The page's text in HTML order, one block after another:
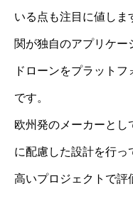
いる点も注目に値しま
関が独自のアプリケー
ドローンをプラット
です。
欧州発のメーカーとし
に配慮した設計を行っ
高いプロジェクトで評